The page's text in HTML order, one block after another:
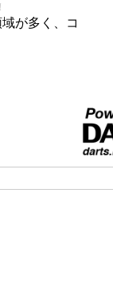
が多く、コ